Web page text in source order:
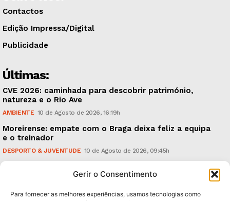
Gerir o Consentimento
Para fornecer as melhores experiências, usamos tecnologias como
Contactos
Edição Impressa/Digital
Publicidade
Últimas:
CVE 2026: caminhada para descobrir património,
natureza e o Rio Ave
AMBIENTE 10 de Agosto de 2026, 16:19h
Moreirense: empate com o Braga deixa feliz a equipa
e o treinador
DESPORTO & JUVENTUDE 10 de Agosto de 2026, 09:45h